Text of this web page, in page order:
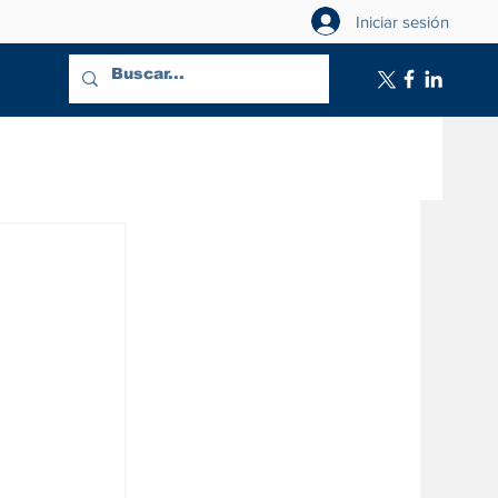
Iniciar sesión